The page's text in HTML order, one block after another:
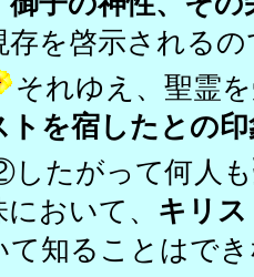
存を啓示される
それゆえ、聖霊
トを宿したとの
たがって何人も
おいて、 キリ
て知ることはで